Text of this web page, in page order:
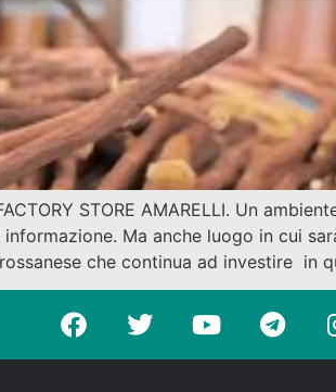
STORE AMARELLI. Un
Ma anche luogo in cui
che continua ad investire in